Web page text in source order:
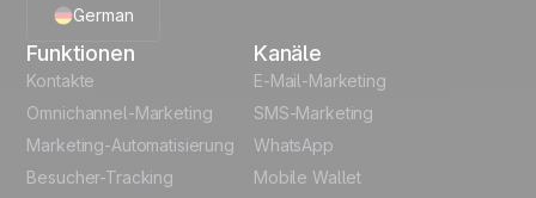
German
English
Polish
Funktionen
Kontakte
Omnichannel-Marketing
Marketing-Automatisierung
Besucher-Tracking
Kanäle
E-Mail-Marketing
SMS-Marketing
WhatsApp
Mobile Wallet